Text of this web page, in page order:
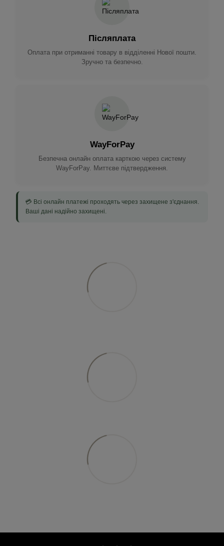
Післяплата
Оплата при отриманні товару в відділенні Нової пошти.
Зручно та безпечно.
WayForPay
Безпечна онлайн оплата карткою через систему
WayForPay. Миттєве підтвердження.
💳 Всі онлайн платежі проходять через захищене з'єднання.
Ваші дані надійно захищені.